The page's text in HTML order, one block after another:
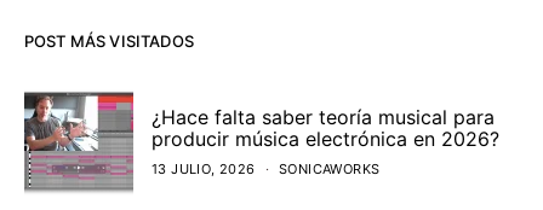
POST MÁS VISITADOS
¿Hace falta saber teoría musical para
producir música electrónica en 2026?
13 JULIO, 2026 SONICAWORKS